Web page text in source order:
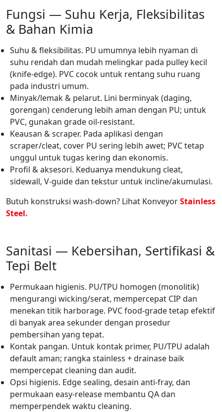
Fungsi — Suhu Kerja, Fleksibilitas
& Bahan Kimia
Suhu & fleksibilitas. PU umumnya lebih nyaman di
suhu rendah dan mudah melingkar pada pulley kecil
(knife-edge). PVC cocok untuk rentang suhu ruang
pada industri umum.
Minyak/lemak & pelarut. Lini berminyak (daging,
gorengan) cenderung lebih aman dengan PU; untuk
PVC, gunakan grade oil-resistant.
Keausan & scraper. Pada aplikasi dengan
scraper/cleat, cover PU sering lebih awet; PVC tetap
unggul untuk tugas kering dan ekonomis.
Profil & aksesori. Keduanya mendukung cleat,
sidewall, V-guide dan tekstur untuk incline/akumulasi.
Butuh konstruksi wash-down? Lihat KonveyorStainless
Steel.
Sanitasi — Kebersihan, Sertifikasi &
Tepi Belt
Permukaan higienis. PU/TPU homogen (monolitik)
mengurangi wicking/serat, mempercepat CIP dan
menekan titik harborage. PVC food-grade tetap efektif
di banyak area sekunder dengan prosedur
pembersihan yang tepat.
Kontak pangan. Untuk kontak primer, PU/TPU adalah
default aman; rangka stainless + drainase baik
mempercepat cleaning dan audit.
Opsi higienis. Edge sealing, desain anti-fray, dan
permukaan easy-release membantu QA dan
memperpendek waktu cleaning.